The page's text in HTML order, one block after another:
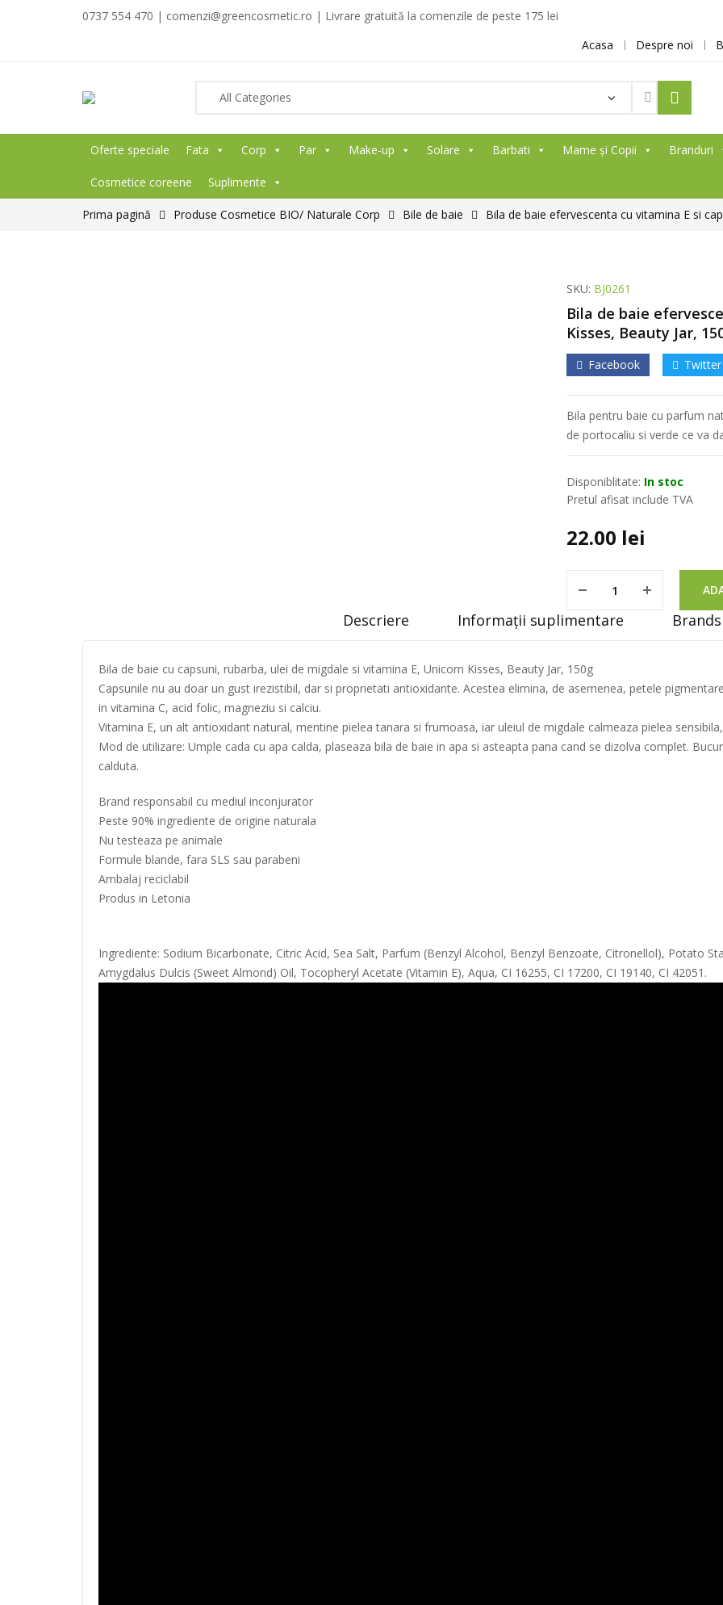
0737 554 470 | comenzi@greencosmetic.ro | Livrare gratuită la comenzile de peste 175 lei
Acasa
Despre noi
Oferte speciale Fata Corp Par Make-up Solare Barbati Mame și Copii Branduri
Cosmetice coreene Suplimente
Prima pagină Produse Cosmetice BIO/ Naturale Corp Bile de baie Bila de baie efervescenta cu vitamina E si
SKU: BJ0261
Bila de baie
Kisses, Beauty Jar,
Facebook Twitter
Bila pentru baie cu parfum
de portocaliu si verde ce va
Disponiblitate: In stoc
Pretul afisat include TVA
22.00 lei
Descriere Informații suplimentare
Bila de baie cu capsuni, rubarba, ulei de migdale si vitamina E, Unicorn Kisses, Beauty Jar, 150g
Capsunile nu au doar un gust irezistibil, dar si proprietati antioxidante. Acestea elimina, de asemenea, petele
in vitamina C, acid folic, magneziu si calciu.
Vitamina E, un alt antioxidant natural, mentine pielea tanara si frumoasa, iar uleiul de migdale calmeaza pielea
Mod de utilizare: Umple cada cu apa calda, plaseaza bila de baie in apa si asteapta pana cand se dizolva complet.
calduta.
Brand responsabil cu mediul inconjurator
Peste 90% ingrediente de origine naturala
Nu testeaza pe animale
Formule blande, fara SLS sau parabeni
Ambalaj reciclabil
Produs in Letonia
Ingrediente: Sodium Bicarbonate, Citric Acid, Sea Salt, Parfum (Benzyl Alcohol, Benzyl Benzoate, Citronellol), Potato
Amygdalus Dulcis (Sweet Almond) Oil, Tocopheryl Acetate (Vitamin E), Aqua, CI 16255, CI 17200, CI 19140, CI 42051.